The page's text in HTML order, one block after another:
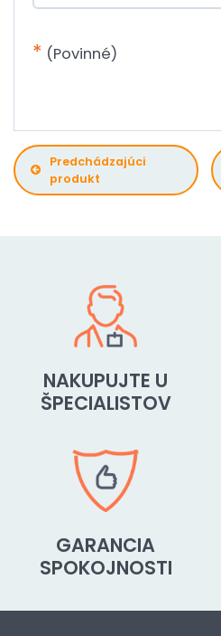
* (Povinné)
Predchádzajúci
produkt
NAKUPUJTE U
ŠPECIALISTOV
GARANCIA
SPOKOJNOSTI